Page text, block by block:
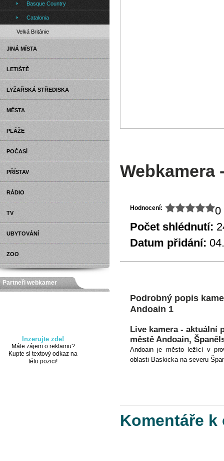
Webkamera
Hodnocení:
0
Počet shlédnutí:
Datum přidání:
Podrobný popis
Andoain 1
Live kamera - aktuální
městě Andoain,
Andoain je město ležící v
oblasti Baskicka na severu
Komentáře k
Basque Country
Catalonia
Velká Británie
JINÁ MÍSTA
LETIŠTĚ
LYŽAŘSKÁ STŘEDISKA
MĚSTA
PLÁŽE
POČASÍ
PŘÍSTAV
RÁDIO
TV
UBYTOVÁNÍ
ZOO
Partneři webkamer
Inzerujte zde!
Máte zájem o reklamu?
Kupte si textový odkaz na
této pozici!